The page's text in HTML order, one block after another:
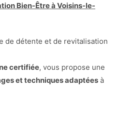
Bien-Être à Voisins-le-
de détente et de revitalisation
certifiée, vous propose une
et techniques adaptées à